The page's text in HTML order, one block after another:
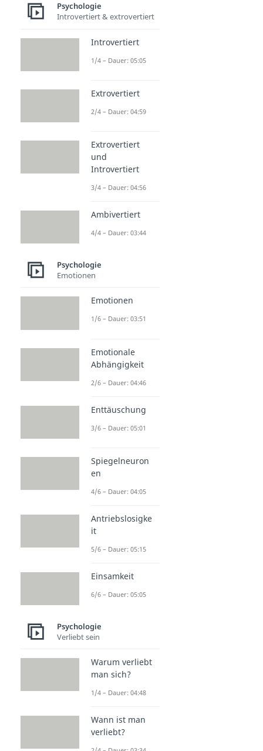
Psychologie
Introvertiert & extrovertiert
Introvertiert
1/4 – Dauer: 05:05
Extrovertiert
2/4 – Dauer: 04:59
Extrovertiert
und
Introvertiert
3/4 – Dauer: 04:56
Ambivertiert
4/4 – Dauer: 03:44
Psychologie
Emotionen
Emotionen
1/6 – Dauer: 03:51
Emotionale
Abhängigkeit
2/6 – Dauer: 04:46
Enttäuschung
3/6 – Dauer: 05:01
Spiegelneuron
en
4/6 – Dauer: 04:05
Antriebslosigke
it
5/6 – Dauer: 05:15
Einsamkeit
6/6 – Dauer: 05:05
Psychologie
Verliebt sein
Warum verliebt
man sich?
1/4 – Dauer: 04:48
Wann ist man
verliebt?